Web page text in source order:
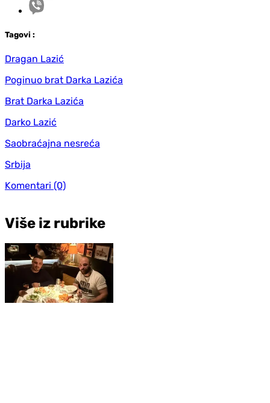
Tagovi :
Dragan Lazić
Poginuo brat Darka Lazića
Brat Darka Lazića
Darko Lazić
Saobraćajna nesreća
Srbija
Komentari (0)
Više iz rubrike